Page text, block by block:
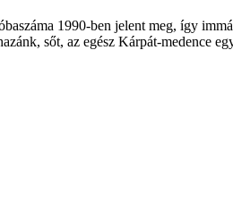
1990-ben jelent meg, így
sőt, az egész Kárpát-medence